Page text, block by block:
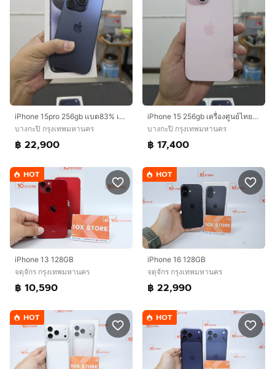
iPhone 15pro 256gb แบต83% เครื่องศูนย์ไทยเดิมๆ
บางกะปิ กรุงเทพมหานคร
฿ 22,900
iPhone 15 256gb เครื่องศูนย์ไทยเดิมๆ
บางกะปิ กรุงเทพมหานคร
฿ 17,400
HOT
iPhone 13 128GB
จตุจักร กรุงเทพมหานคร
฿ 10,590
HOT
iPhone 16 128GB
จตุจักร กรุงเทพมหานคร
฿ 22,990
HOT HOT